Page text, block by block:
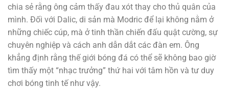
chia sẻ rằng ông cảm thấy đau xót thay cho thủ quân của
mình. Đối với Dalic, di sản mà Modric để lại không nằm ở
những chiếc cúp, mà ở tinh thần chiến đấu quật cường, sự
chuyên nghiệp và cách anh dẫn dắt các đàn em. Ông
khẳng định rằng thế giới bóng đá có thể sẽ không bao giờ
tìm thấy một “nhạc trưởng” thứ hai với tâm hồn và tư duy
chơi bóng tinh tế như vậy.